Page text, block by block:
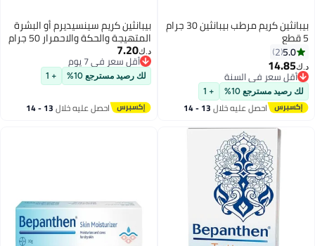
بيبانثين كريم مرطب بيبانثين 30 جرام
5 قطع
5.0
2
د.ك‏14.85
أقل سعر في السنة
أقل سعر في السنة
لك رصيد مسترجع 10% + 1
احصل عليه خلال 13 - 14
بيبانثين كريم سينسيديرم أو البشرة
المتهيجة والحكة والاحمرار 50 جرام
د.ك‏7.20
أقل سعر في 7 يوم
أقل سعر في 7 يوم
لك رصيد مسترجع 10% + 1
احصل عليه خلال 13 - 14